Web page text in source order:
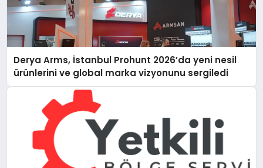
Derya Arms, İstanbul Prohunt 2026’da yeni nesil
ürünlerini ve global marka vizyonunu sergiledi